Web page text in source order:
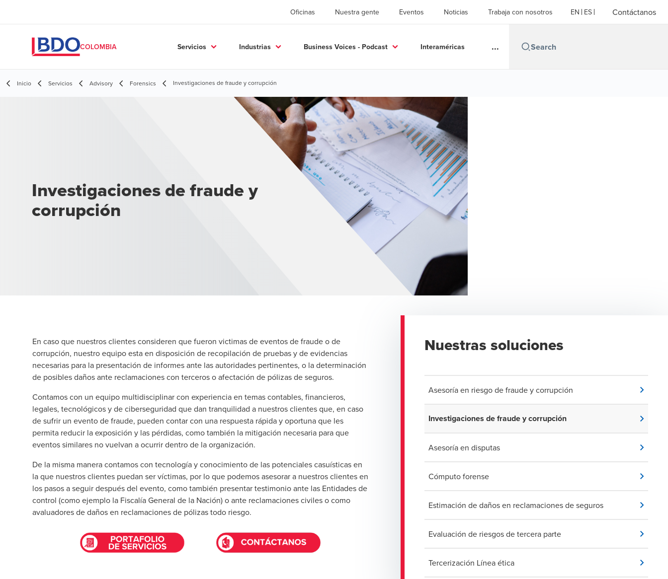
Oficinas Nuestra gente Eventos Noticias Trabaja con nosotros EN ES Contáctanos
COLOMBIA Servicios Industrias Business Voices - Podcast Interaméricas ...
Inicio Servicios Advisory Forensics Investigaciones de fraude y corrupción
Investigaciones de fraude y
corrupción
En caso que nuestros clientes consideren que fueron victimas de eventos de fraude o de
corrupción, nuestro equipo esta en disposición de recopilación de pruebas y de evidencias
necesarias para la presentación de informes ante las autoridades pertinentes, o la determinación
de posibles daños ante reclamaciones con terceros o afectación de pólizas de seguros.
Contamos con un equipo multidisciplinar con experiencia en temas contables, financieros,
legales, tecnológicos y de ciberseguridad que dan tranquilidad a nuestros clientes que, en caso
de sufrir un evento de fraude, pueden contar con una respuesta rápida y oportuna que les
permita reducir la exposición y las pérdidas, como también la mitigación necesaria para que
eventos similares no vuelvan a ocurrir dentro de la organización.
De la misma manera contamos con tecnología y conocimiento de las potenciales casuísticas en
la que nuestros clientes puedan ser víctimas, por lo que podemos asesorar a nuestros clientes en
los pasos a seguir después del evento, como también presentar testimonio ante las Entidades de
control (como ejemplo la Fiscalía General de la Nación) o ante reclamaciones civiles o como
avaluadores de daños en reclamaciones de pólizas todo riesgo.
Nuestras soluciones
Asesoría en riesgo de fraude y corrupción
Investigaciones de fraude y corrupción
Asesoría en disputas
Cómputo forense
Estimación de daños en reclamaciones de seguros
Evaluación de riesgos de tercera parte
Tercerización Línea ética